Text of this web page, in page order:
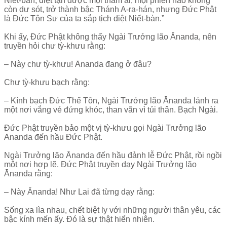
còn dư sót, trở thành bậc Thánh A-ra-hán, nhưng Đức Phật
là Đức Tôn Sư của ta sắp tịch diệt Niết-bàn.”
Khi ấy, Đức Phật không thấy Ngài Trưởng lão Ānanda, nên
truyền hỏi chư tỳ-khưu rằng:
– Này chư tỳ-khưu! Ānanda đang ở đâu?
Chư tỳ-khưu bạch rằng:
– Kính bạch Đức Thế Tôn, Ngài Trưởng lão Ānanda lánh ra
một nơi vắng vẻ đứng khóc, than vãn vì tủi thân. Bạch Ngài.
Đức Phật truyền bảo một vị tỳ-khưu gọi Ngài Trưởng lão
Ānanda đến hầu Đức Phật.
Ngài Trưởng lão Ānanda đến hầu đảnh lễ Đức Phật, rồi ngồi
một nơi hợp lẽ. Đức Phật truyền dạy Ngài Trưởng lão
Ānanda rằng:
– Này Ānanda! Như Lai đã từng dạy rằng:
Sống xa lìa nhau, chết biệt ly với những người thân yêu, các
bậc kính mến ấy. Đó là sự thật hiển nhiên.